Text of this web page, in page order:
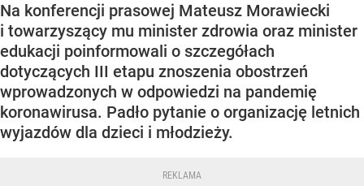
Na konferencji prasowej Mateusz Morawiecki
i towarzyszący mu minister zdrowia oraz minister
edukacji poinformowali o szczegółach
dotyczących III etapu znoszenia obostrzeń
wprowadzonych w odpowiedzi na pandemię
koronawirusa. Padło pytanie o organizację letnich
wyjazdów dla dzieci i młodzieży.